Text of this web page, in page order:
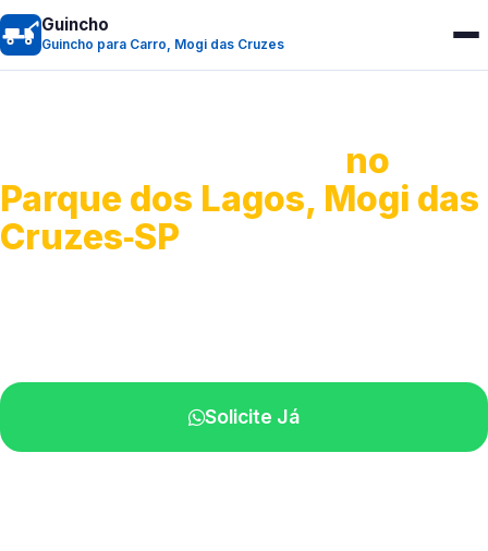
Guincho
Guincho para Carro, Mogi das Cruzes
no
Parque dos Lagos, Mogi das
Cruzes‑SP
Solicite Já